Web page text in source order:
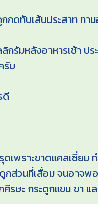
ดทับเส้นประสาท ทาน
มหลังอาหารเช้า ป
รับ
ดี
พราะขาดแคลเซี่ยม
กส่วนที่เสื่อม จนอา
ษะ กระดูกแขน ขา แ